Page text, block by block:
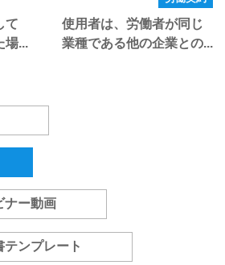
て
場...
使用者は、労働者が同じ
業種である他の企業との...
ナー動画
テンプレート